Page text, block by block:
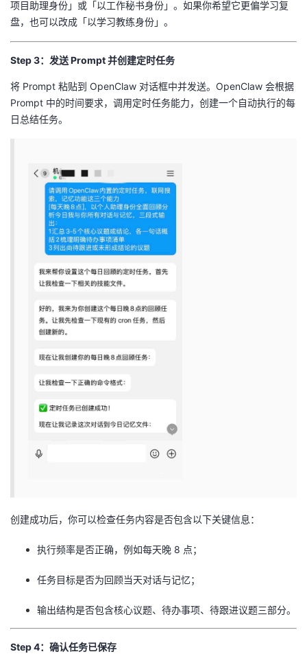
项目助理身份」或「以工作秘书身份」。如果你希望它更偏学习复
盘，也可以改成「以学习教练身份」。
Step 3：发送 Prompt 并创建定时任务
将 Prompt 粘贴到 OpenClaw 对话框中并发送。OpenClaw 会根据
Prompt 中的时间要求，调用定时任务能力，创建一个自动执行的每
日总结任务。
创建成功后，你可以检查任务内容是否包含以下关键信息：
执行频率是否正确，例如每天晚 8 点；
任务目标是否为回顾当天对话与记忆；
输出结构是否包含核心议题、待办事项、待跟进议题三部分。
Step 4：确认任务已保存